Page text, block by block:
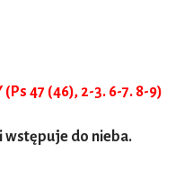
(Ps 47 (46), 2-3. 6-7. 8-9)
wstępuje do nieba.